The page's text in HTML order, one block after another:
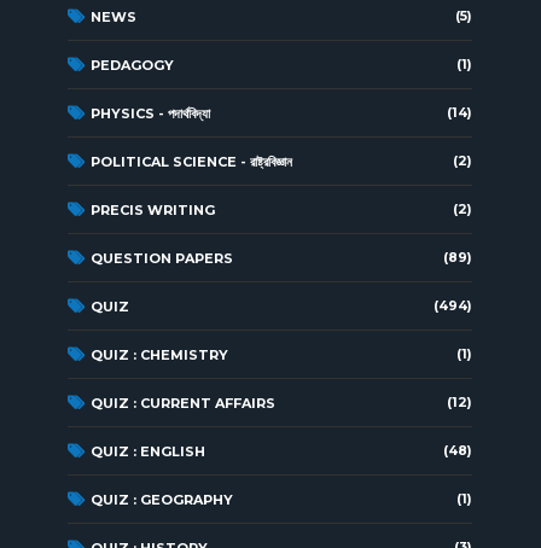
NEWS (5)
PEDAGOGY (1)
PHYSICS - পদার্থবিদ্যা (14)
POLITICAL SCIENCE - রাষ্ট্রবিজ্ঞান (2)
PRECIS WRITING (2)
QUESTION PAPERS (89)
QUIZ (494)
QUIZ : CHEMISTRY (1)
QUIZ : CURRENT AFFAIRS (12)
QUIZ : ENGLISH (48)
QUIZ : GEOGRAPHY (1)